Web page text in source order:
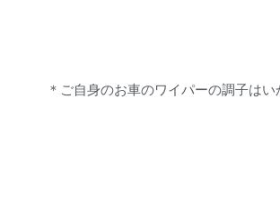
＊ご自身のお車のワイパーの調子はい